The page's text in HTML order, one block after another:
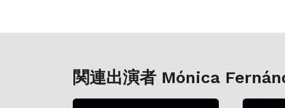
関連出演者 Mónica